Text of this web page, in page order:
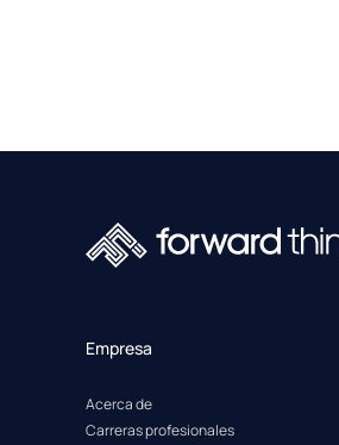
Empresa
Acerca de
Carreras profesionales